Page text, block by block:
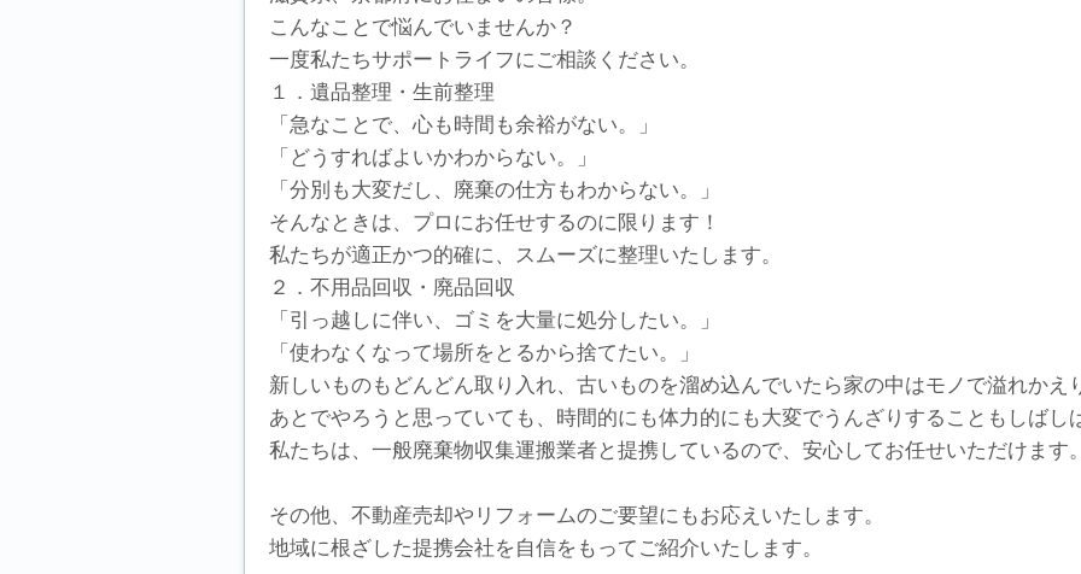
こんなことで悩んでいませんか？
一度私たちサポートライフにご相談ください。
１．遺品整理・生前整理
「急なことで、心も時間も余裕がない。」
「どうすればよいかわからない。」
「分別も大変だし、廃棄の仕方もわからない。」
そんなときは、プロにお任せするのに限ります！
私たちが適正かつ的確に、スムーズに整理いたします。
２．不用品回収・廃品回収
「引っ越しに伴い、ゴミを大量に処分したい。」
「使わなくなって場所をとるから捨てたい。」
新しいものもどんどん取り入れ、古いものを溜め込んでいたら家の中はモノで溢れかえ
あとでやろうと思っていても、時間的にも体力的にも大変でうんざりすることもしばし
私たちは、一般廃棄物収集運搬業者と提携しているので、安心してお任せいただけます
その他、不動産売却やリフォームのご要望にもお応えいたします。
地域に根ざした提携会社を自信をもってご紹介いたします。